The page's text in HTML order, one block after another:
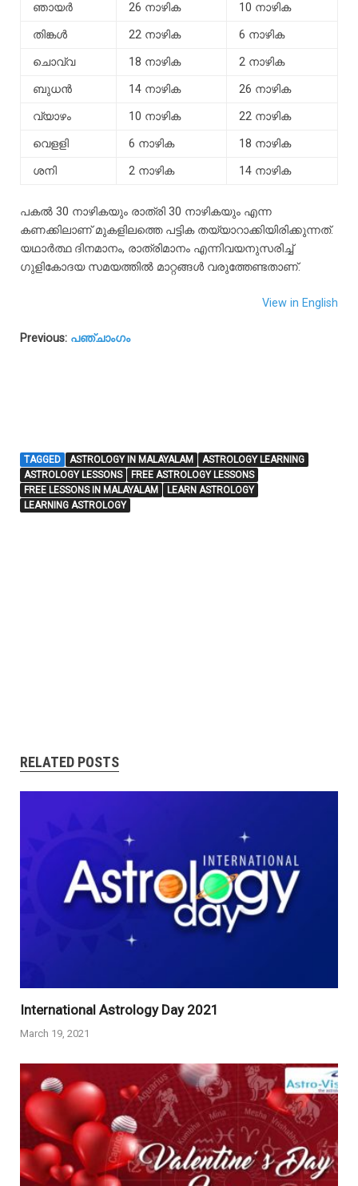
ഞായർ
26 നാഴിക
10 നാഴിക
തിങ്കൾ
22 നാഴിക
6 നാഴിക
ചൊവ്വ
18 നാഴിക
2 നാഴിക
ബുധൻ
14 നാഴിക
26 നാഴിക
വ്യാഴം
10 നാഴിക
22 നാഴിക
വെളളി
6 നാഴിക
18 നാഴിക
ശനി
2 നാഴിക 14 നാഴിക
പകൽ 30 നാഴികയും രാത്രി 30 നാഴികയും എന്ന
കണക്കിലാണ് മുകളിലത്തെ പട്ടിക തയ്യാറാക്കിയിരിക്കുന്നത്.
യഥാർത്ഥ ദിനമാനം, രാത്രിമാനം എന്നിവയനുസരിച്ച്
ഗുളികോദയ സമയത്തിൽ മാറ്റങ്ങൾ വരുത്തേണ്ടതാണ്.
View in English
Previous: പഞ്ചാംഗം
TAGGED ASTROLOGY IN MALAYALAM
ASTROLOGY LEARNING
ASTROLOGY LESSONS
FREE ASTROLOGY LESSONS
FREE LESSONS IN MALAYALAM
LEARN ASTROLOGY
LEARNING ASTROLOGY
RELATED POSTS
International Astrology Day 2021
March 19, 2021